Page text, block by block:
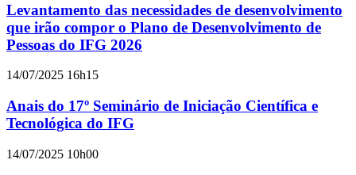
Levantamento das necessidades de desenvolvimento
que irão compor o Plano de Desenvolvimento de
Pessoas do IFG 2026
14/07/2025 16h15
Anais do 17º Seminário de Iniciação Científica e
Tecnológica do IFG
14/07/2025 10h00